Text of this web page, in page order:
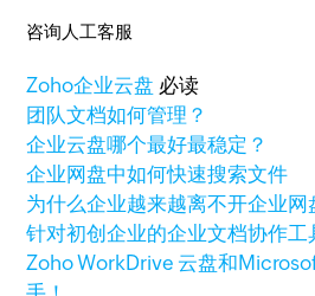
咨询人工客服
Zoho企业云盘 必读
团队文档如何管理？
企业云盘哪个最好最稳定？
企业网盘中如何快速搜索文件
为什么企业越来越离不开企业网
针对初创企业的企业文档协作工
Zoho WorkDrive 云盘和